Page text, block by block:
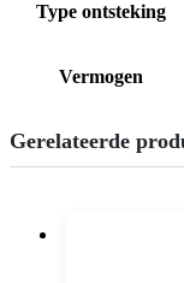
Type ontsteking
Vermogen
Gerelateerde